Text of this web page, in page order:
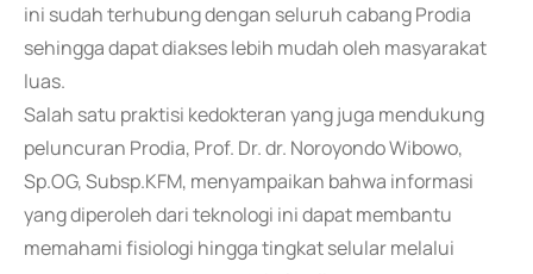
ini sudah terhubung dengan seluruh cabang Prodia
sehingga dapat diakses lebih mudah oleh masyarakat
luas.
Salah satu praktisi kedokteran yang juga mendukung
peluncuran Prodia, Prof. Dr. dr. Noroyondo Wibowo,
Sp.OG, Subsp.KFM, menyampaikan bahwa informasi
yang diperoleh dari teknologi ini dapat membantu
memahami fisiologi hingga tingkat selular melalui